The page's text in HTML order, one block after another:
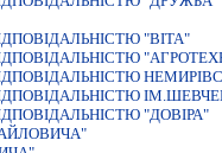
"ВIТА"
"ДОВІРА"